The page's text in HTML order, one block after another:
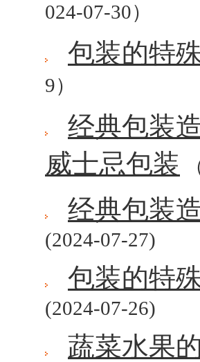
024-07-30）
包装的特
9）
经典包装
威士忌包装
经典包装
(2024-07-27)
包装的特
(2024-07-26)
蔬菜水果